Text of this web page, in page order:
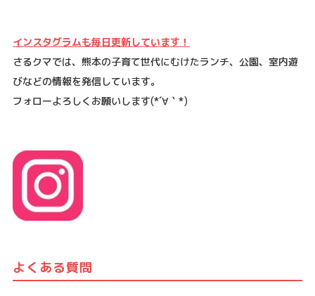
インスタグラムも毎日更新しています！
さるクマでは、熊本の子育て世代にむけたランチ、公園、室内遊
びなどの情報を発信しています。
フォローよろしくお願いします(*´∀｀ *)
よくある質問